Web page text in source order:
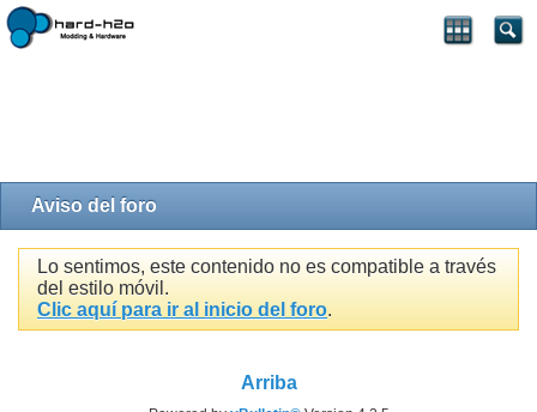
Aviso del foro
Lo sentimos, este contenido no es compatible a través
del estilo móvil.
Clic aquí para ir al inicio del foro.
Arriba